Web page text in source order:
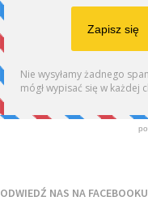
ODWIEDŹ NAS NA FACEBOOKU